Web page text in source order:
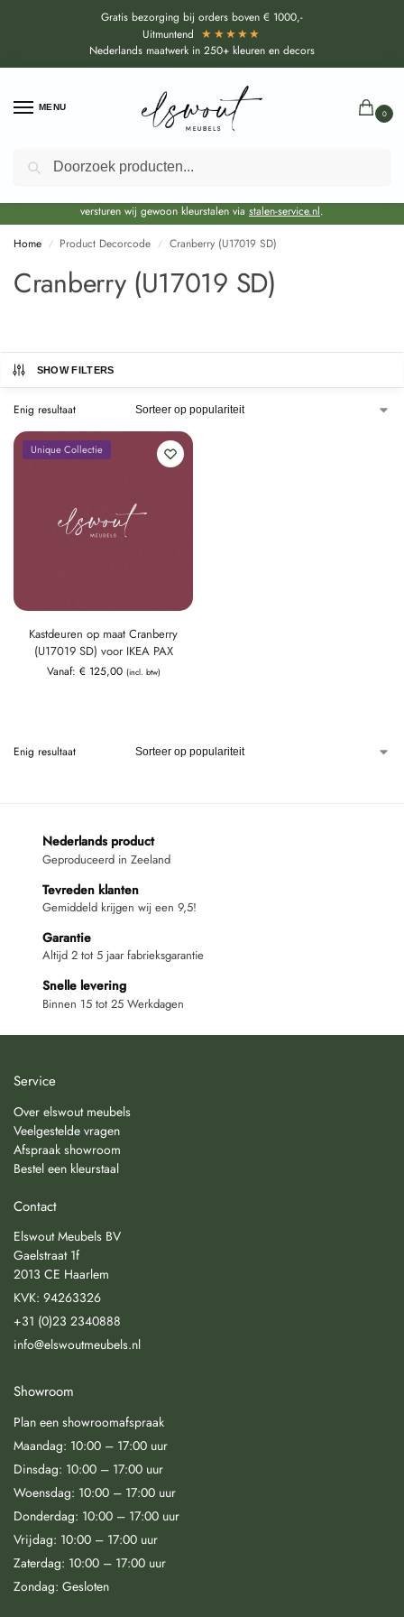
Gratis bezorging bij orders boven € 1000,-
Uitmuntend ★★★★★
Nederlands maatwerk in 250+ kleuren en decors
MENU
0
Door de bouwvakperiode geldt voor alle collecties momenteel een EXTRA
levertijd van circa 3-4 weken bovenop de reguliere levertijd.
versturen wij gewoon kleurstalen via stalen-service.nl.
Home / Product Decorcode / Cranberry (U17019 SD)
Cranberry (U17019 SD)
SHOW FILTERS
Enig resultaat
Unique Collectie
Kastdeuren op maat Cranberry
(U17019 SD) voor IKEA PAX
Vanaf: €125,00 (incl. btw)
Enig resultaat
Nederlands product
Geproduceerd in Zeeland
Tevreden klanten
Gemiddeld krijgen wij een 9,5!
Garantie
Altijd 2 tot 5 jaar fabrieksgarantie
Snelle levering
Binnen 15 tot 25 Werkdagen
Service
Over elswout meubels
Veelgestelde vragen
Afspraak showroom
Bestel een kleurstaal
Contact
Elswout Meubels BV
Gaelstraat 1f
2013 CE Haarlem
KVK: 94263326
+31 (0)23 2340888
info@elswoutmeubels.nl
Showroom
Plan een showroomafspraak
Maandag: 10:00 – 17:00 uur
Dinsdag: 10:00 – 17:00 uur
Woensdag: 10:00 – 17:00 uur
Donderdag: 10:00 – 17:00 uur
Vrijdag: 10:00 – 17:00 uur
Zaterdag: 10:00 – 17:00 uur
Zondag: Gesloten